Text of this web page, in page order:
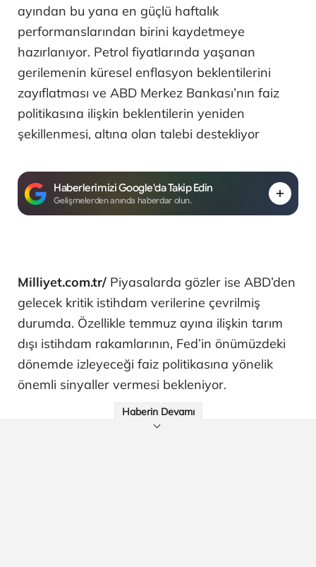
ayından bu yana en güçlü haftalık
performanslarından birini kaydetmeye
hazırlanıyor. Petrol fiyatlarında yaşanan
gerilemenin küresel enflasyon beklentilerini
zayıflatması ve ABD Merkez Bankası’nın faiz
politikasına ilişkin beklentilerin yeniden
şekillenmesi, altına olan talebi destekliyor
Haberlerimizi Google'da Takip Edin
Gelişmelerden anında haberdar olun.
Milliyet.com.tr/ Piyasalarda gözler ise ABD’den
gelecek kritik istihdam verilerine çevrilmiş
durumda. Özellikle temmuz ayına ilişkin tarım
dışı istihdam rakamlarının, Fed’in önümüzdeki
dönemde izleyeceği faiz politikasına yönelik
önemli sinyaller vermesi bekleniyor.
Haberin Devamı